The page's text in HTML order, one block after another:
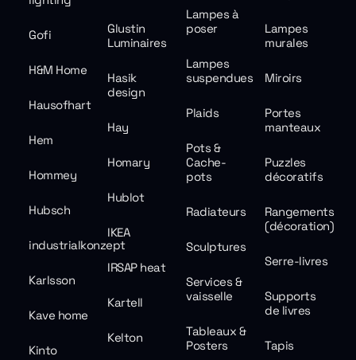
Glustin
Luminaires
Gofi
H&M Home
Hasik
design
Hausofhart
Hay
Hem
Homary
Hommey
Hublot
Hubsch
IKEA
industrialkonzept
IRSAP heat
Karlsson
Kartell
Kave home
Kelton
Kinto
Lampes à
poser
Lampes
murales
Lampes
suspendues
Miroirs
Plaids
Portes
manteaux
Pots &
Cache-
pots
Puzzles
décoratifs
Radiateurs
Rangements
(décoration)
Sculptures
Serre-livres
Services &
vaisselle
Supports
de livres
Tableaux &
Posters
Tapis